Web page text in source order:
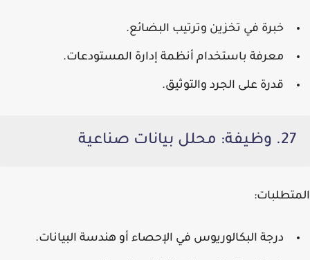
خبرة في تخزين وترتيب البضائع.
معرفة باستخدام أنظمة إدارة المستودعات.
قدرة على الجرد والتوثيق.
27. وظيفة: محلل بيانات صناعية
المتطلبات:
درجة البكالوريوس في الإحصاء أو هندسة البيانات.